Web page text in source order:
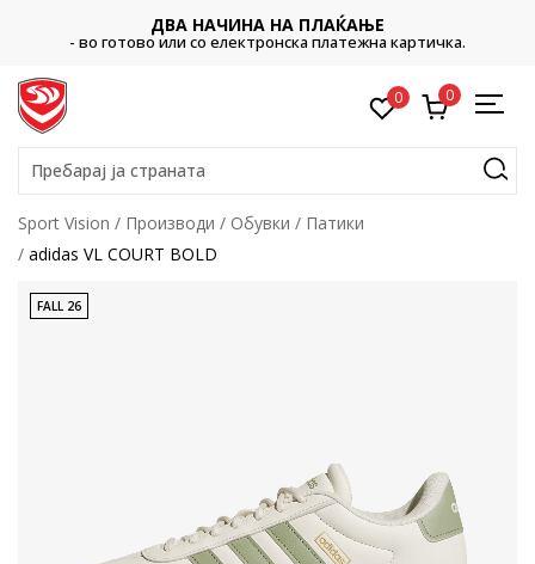
ДВА НАЧИНА НА ПЛАЌАЊЕ
- во готово или со електронска платежна картичка.
0 0
Пребарај ја страната
Sport Vision Производи Обувки
Патики
adidas VL COURT BOLD
FALL 26